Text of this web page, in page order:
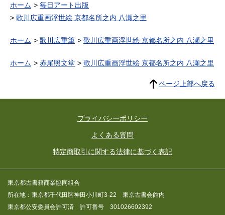
ホーム
毎日アート出版
歌川広重画浮世絵 京都名所之内 八瀬之里
ホーム 歌川広重筆 歌川広重画浮世絵 京都名所之内 八瀬之里
ホーム 赤尾照文堂 歌川広重画浮世絵 京都名所之内 八瀬之里
ページ上部へ戻る
プライバシーポリシー
よくある質問
特定商取引に関する法律に基づく表記
東京都古書籍商業協同組合
所在地：東京都千代田区神田小川町3-22 東京古書会館内
東京都公安委員会許可済 許可番号 301026602392